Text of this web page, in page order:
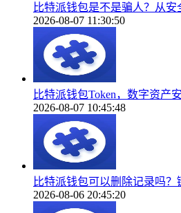
比特派钱包是不是骗人？从
2026-08-07 11:30:50
比特派钱包Token，数字资产
2026-08-07 10:45:48
比特派钱包可以删除记录吗
2026-08-06 20:45:20